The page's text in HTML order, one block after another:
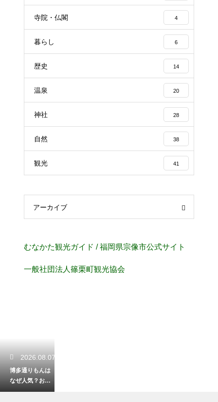
寺院・仏閣 4
暮らし 6
歴史 14
温泉 20
神社 28
自然 38
観光 41
アーカイブ
むなかた観光ガイド / 福岡県宗像市公式サイト
⼀般社団法⼈篠栗町観光協会
2026.08.07
博多通りもんは
なぜ人気？お土
産の定番として